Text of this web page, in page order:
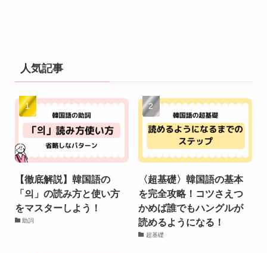
人気記事
【徹底解説】韓国語の
「의」の読み方と使い方
をマスターしよう！
助詞
〈超基礎〉韓国語の基本
を完全攻略！コツさえつ
かめば誰でもハングルが
読めるようになる！
超基礎